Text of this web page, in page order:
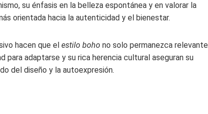
su énfasis en la belleza espontánea y en valorar la
orientada hacia la autenticidad y el bienestar.
hacen que el estilo boho no solo permanezca relevante
adaptarse y su rica herencia cultural aseguran su
del diseño y la autoexpresión.